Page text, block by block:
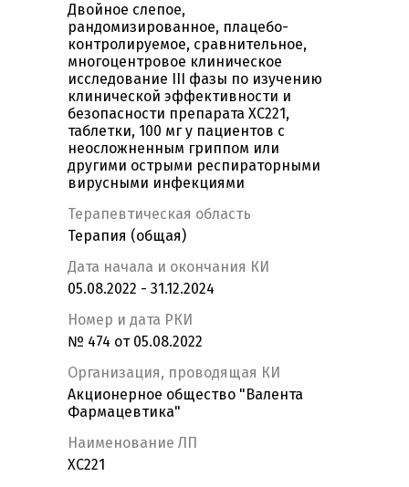
Двойное слепое,
рандомизированное, плацебо-
контролируемое, сравнительное,
многоцентровое клиническое
исследование III фазы по изучению
клинической эффективности и
безопасности препарата XC221,
таблетки, 100 мг у пациентов с
неосложненным гриппом или
другими острыми респираторными
вирусными инфекциями
Терапевтическая область
Терапия (общая)
Дата начала и окончания КИ
05.08.2022 - 31.12.2024
Номер и дата РКИ
№ 474 от 05.08.2022
Организация, проводящая КИ
Акционерное общество "Валента
Фармацевтика"
Наименование ЛП
ХС221